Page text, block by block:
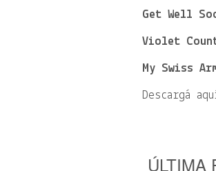
Get Well
Violet
My Swiss
Descargá
ÚLTIMA